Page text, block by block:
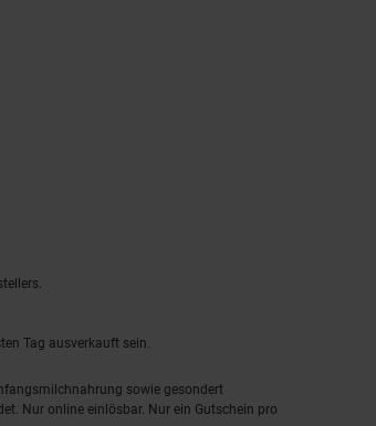
Tag ausverkauft sein.
sowie gesondert
Nur online einlösbar. Nur ein Gutschein pro